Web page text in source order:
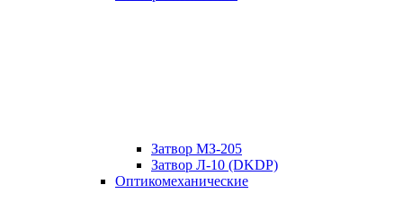
Затвор МЗ-205
Затвор Л-10 (DKDP)
Оптикомеханические